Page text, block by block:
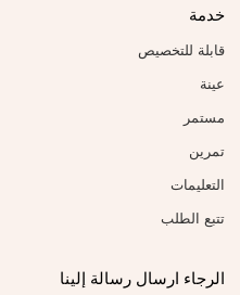
خدمة
قابلة للتخصيص
عينة
مستمر
تمرين
التعليمات
تتبع الطلب
الرجاء ارسال رسالة إلينا